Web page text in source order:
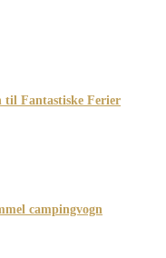
Fantastiske Ferier
campingvogn